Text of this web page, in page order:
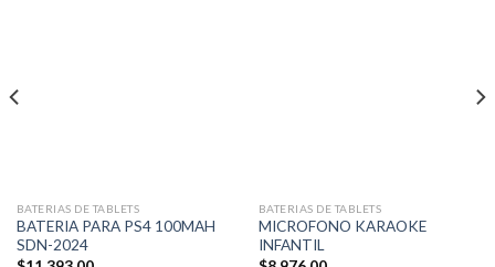
BATERIAS DE TABLETS
BATERIA PARA PS4 100MAH
SDN-2024
BATERIAS DE TABLETS
MICROFONO KARAOKE
INFANTIL